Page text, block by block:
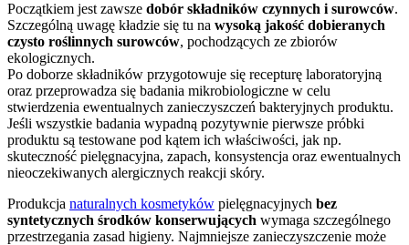
Początkiem jest zawsze dobór składników czynnych i surowców.
Szczególną uwagę kładzie się tu na wysoką jakość dobieranych
czysto roślinnych surowców, pochodzących ze zbiorów
ekologicznych.
Po doborze składników przygotowuje się recepturę laboratoryjną
oraz przeprowadza się badania mikrobiologiczne w celu
stwierdzenia ewentualnych zanieczyszczeń bakteryjnych produktu.
Jeśli wszystkie badania wypadną pozytywnie pierwsze próbki
produktu są testowane pod kątem ich właściwości, jak np.
skuteczność pielęgnacyjna, zapach, konsystencja oraz ewentualnych
nieoczekiwanych alergicznych reakcji skóry.
Produkcja naturalnych kosmetyków pielęgnacyjnych bez
syntetycznych środków konserwujących wymaga szczególnego
przestrzegania zasad higieny. Najmniejsze zanieczyszczenie może